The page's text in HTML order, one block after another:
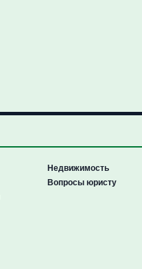
Недвижимость
Вопросы юристу